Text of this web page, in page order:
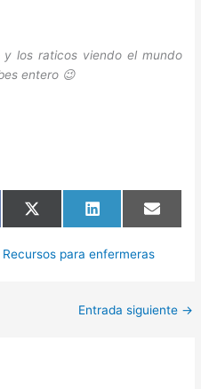
los raticos viendo el mundo
entero 😉
Compartir
en
Compartir
en
en
Recursos para enfermeras
Entrada siguiente →